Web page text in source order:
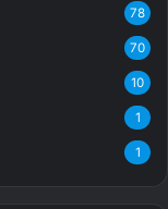
78
70
10
1
1